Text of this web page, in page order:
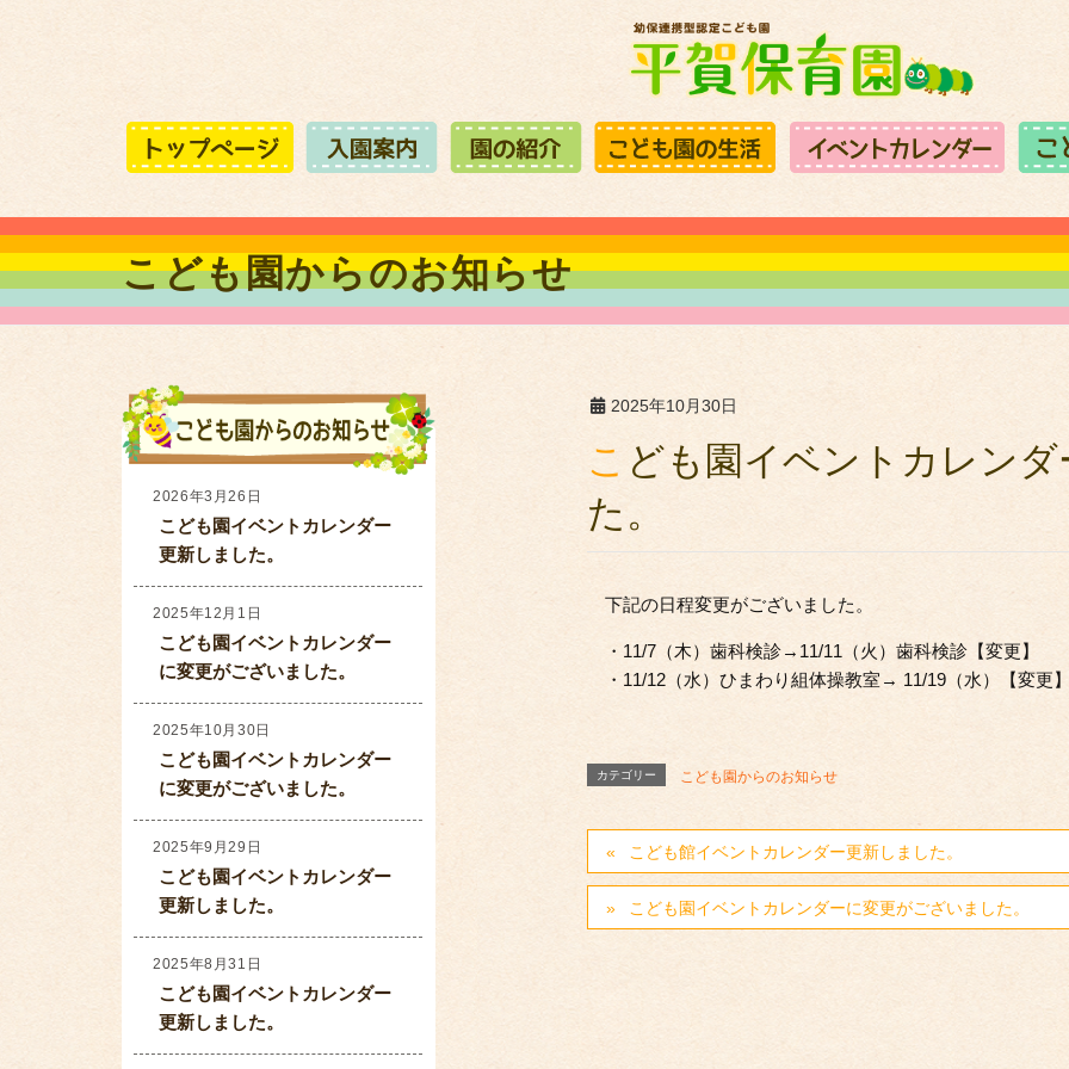
こども園からのお知らせ
2025年10月30日
こども園イベントカレンダーに変更がございまし
た。
下記の日程変更がございました。
・11/7（木）歯科検診→11/11（火）歯科検診【変更】
・11/12（水）ひまわり組体操教室→ 11/19（水）【変更
カテゴリー こども園からのお知らせ
こども館イベントカレンダー更新しました。
こども園イベントカレンダーに変更がございました。
2026年3月26日
こども園イベントカレンダー
更新しました。
2025年12月1日
こども園イベントカレンダー
に変更がございました。
2025年10月30日
こども園イベントカレンダー
に変更がございました。
2025年9月29日
こども園イベントカレンダー
更新しました。
2025年8月31日
こども園イベントカレンダー
更新しました。